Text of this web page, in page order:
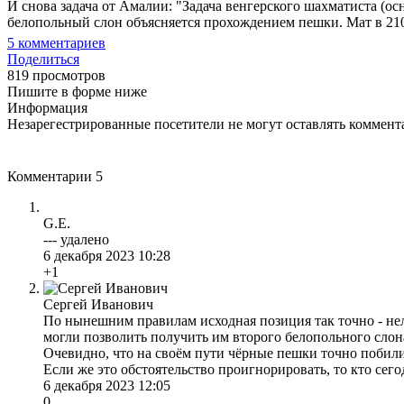
И снова задача от Амалии: "Задача венгерского шахматиста
белопольный слон объясняется прохождением пешки. Мат в
5 комментариев
Поделиться
819 просмотров
Пишите в форме ниже
Информация
Незарегестрированные посетители не могут оставлять
Комментарии 5
G.E.
--- удалено
6 декабря 2023 10:28
+1
Сергей Иванович
По нынешним правилам исходная позиция так точно -
могли позволить получить им второго белопольного
Очевидно, что на своём пути чёрные пешки точно
Если же это обстоятельство проигнорировать, то кто
6 декабря 2023 12:05